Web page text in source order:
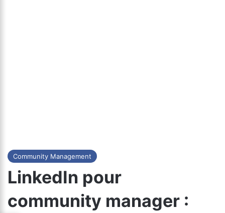
Community Management
LinkedIn pour
community manager :